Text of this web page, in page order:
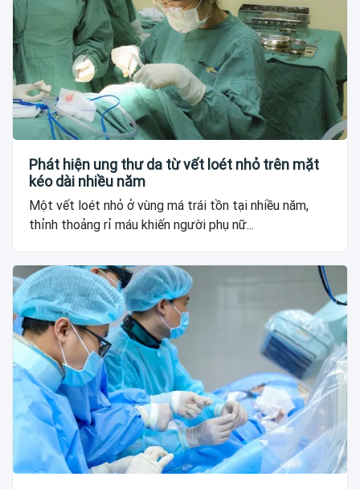
Phát hiện ung thư da từ vết loét nhỏ trên mặt
kéo dài nhiều năm
Một vết loét nhỏ ở vùng má trái tồn tại nhiều năm,
thỉnh thoảng rỉ máu khiến người phụ nữ...